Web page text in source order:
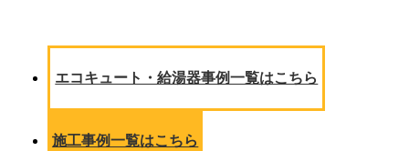
エコキュート・給湯器事例一覧はこちら
施工事例一覧はこちら